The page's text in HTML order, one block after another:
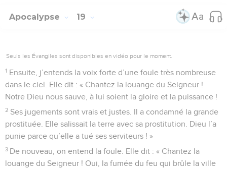
Apocalypse 19
Seuls les Évangiles sont disponibles en vidéo pour le moment.
1 Ensuite, j’entends la voix forte d’une foule très nombreuse
dans le ciel. Elle dit : « Chantez la louange du Seigneur !
Notre Dieu nous sauve, à lui soient la gloire et la puissance !
2 Ses jugements sont vrais et justes. Il a condamné la grande
prostituée. Elle salissait la terre avec sa prostitution. Dieu l’a
punie parce qu’elle a tué ses serviteurs ! »
3 De nouveau, on entend la foule. Elle dit : « Chantez la
louange du Seigneur ! Oui, la fumée du feu qui brûle la ville